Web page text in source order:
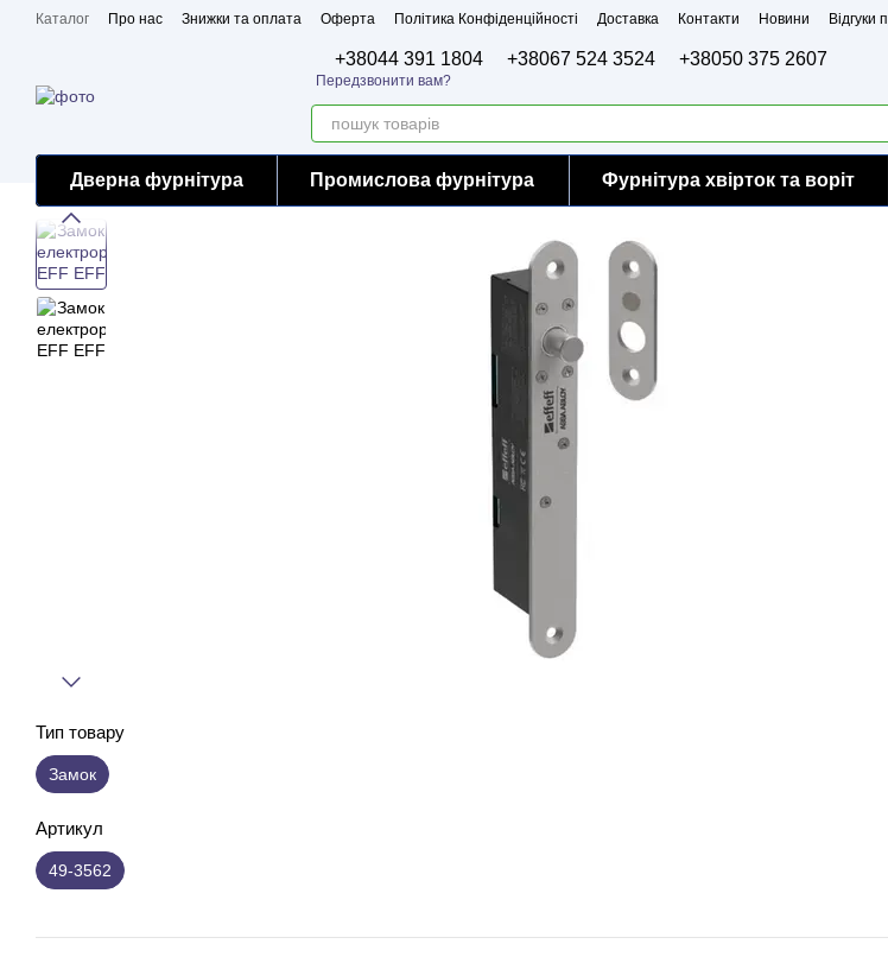
Перейти до основного контенту
Каталог Про нас Знижки та оплата Оферта Політика Конфіденційності Доставка Контакти Новини Відгуки
+38044 391 1804 +38067 524 3524 +38050 375 2607
Передзвонити вам?
Дверна фурнітура Промислова фурнітура Фурнітура хвірток та воріт
Тип товару
Замок
Артикул
49-3562